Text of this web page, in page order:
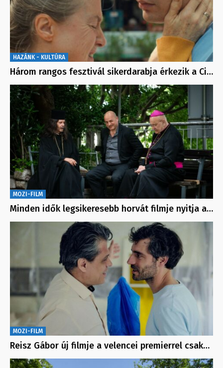
HAZÁNK - KULTÚRA
Három rangos fesztivál sikerdarabja érkezik a Ci…
MOZI-FILM
Minden idők legsikeresebb horvát filmje nyitja a…
MOZI-FILM
Reisz Gábor új filmje a velencei premierrel csak…